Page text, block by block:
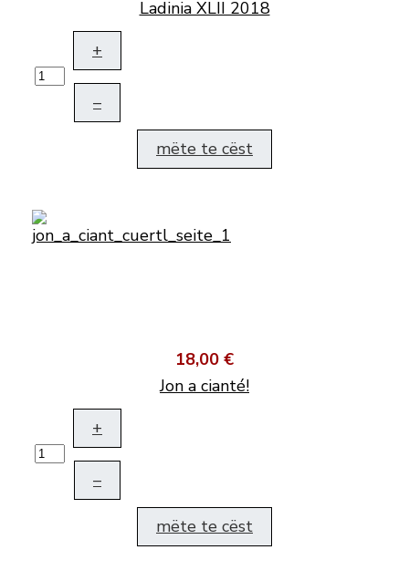
Ladinia XLII 2018
+
–
mëte te cëst
18,00 €
Jon a cianté!
+
–
mëte te cëst